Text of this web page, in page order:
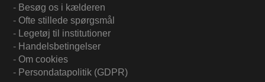
- Besøg os i kælderen
- Ofte stillede spørgsmål
- Legetøj til institutioner
- Handelsbetingelser
- Om cookies
- Persondatapolitik (GDPR)